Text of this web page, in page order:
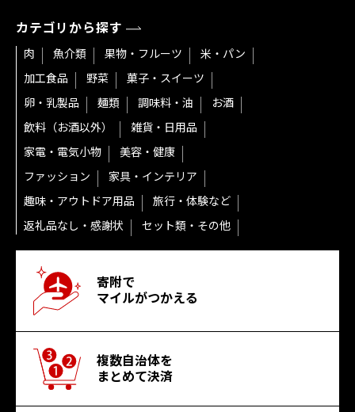
カテゴリから探す
肉 魚介類 果物・フルーツ
米・パン
加工食品
野菜
菓子・スイーツ
卵・乳製品
麺類 調味料・油
お酒
飲料（お酒以外）
雑貨・日用品
家電・電気小物
美容・健康
ファッション
家具・インテリア
趣味・アウトドア用品
旅行・体験など
返礼品なし・感謝状
セット類・その他
寄附で
マイルがつかえる
複数自治体を
まとめて決済